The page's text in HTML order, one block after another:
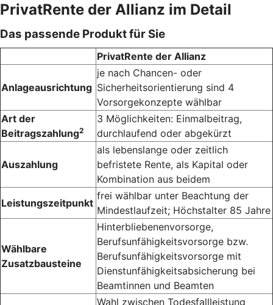
PrivatRente der Allianz im Detail
Das passende Produkt für Sie
PrivatRente der Allianz
Anlageausrichtung
je nach Chancen- oder
Sicherheitsorientierung sind 4
Vorsorge­konzepte wählbar
Art der
Beitragszahlung2
3 Möglichkeiten: Einmalbeitrag,
durchlaufend oder abgekürzt
Auszahlung
als lebenslange oder zeitlich
befristete Rente, als Kapital oder
Kombination aus beidem
Leistungszeitpunkt
frei wählbar unter Beachtung der
Mindest­laufzeit; Höchst­alter 85 Jahre
Wählbare
Zusatzbausteine
Hinter­bliebenen­vorsorge,
Berufsunfähigkeitsvorsorge bzw.
Berufs­unfähigkeits­vorsorge mit
Dienst­unfähigkeits­absicherung bei
Beamtinnen und Beamten
Wahl zwischen Todesfallleistung